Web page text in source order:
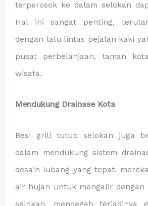
terperosok ke dalam selokan
Hal ini sangat penting,
dengan lalu lintas pejalan kaki
pusat perbelanjaan, taman
wisata.
Mendukung Drainase Kota
Besi grill tutup selokan juga
dalam mendukung sistem
desain lubang yang tepat,
air hujan untuk mengalir dengan
selokan, mencegah terjadinya